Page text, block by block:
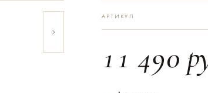
АРТИКУЛ
11 490